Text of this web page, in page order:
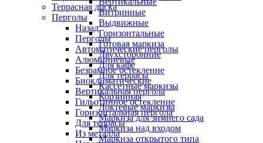
Витринные
Выдвижные
Горизонтальные
Готовая маркиза
Двухсторонние
Для кафе
Для террасы
Кассетные маркизы
Корзинная
Локтевые маркизы
Маркиза для зимнего сада
Маркиза над входом
Маркиза открытого типа
Террасная доска
Перголы
Назад
Перголы
Автоматические перголы
Алюминиевые
Безрамное остекление
Биоклиматические
Вертикальная пергола
Гильотинное остекление
Горизонтальная пергола
Для террасы
Из металла